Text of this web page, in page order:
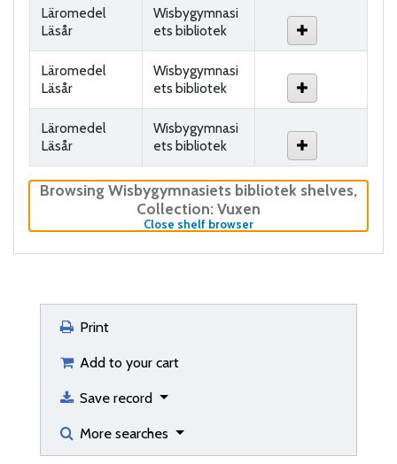
Läromedel
Läsår
Wisbygymnasi
ets bibliotek
Läromedel
Läsår
Wisbygymnasi
ets bibliotek
Läromedel
Läsår
Wisbygymnasi
ets bibliotek
Browsing Wisbygymnasiets bibliotek shelves,
Collection: Vuxen
Close shelf browser(Hides shelf browser)
Print
Add to your cart
Save record
More searches